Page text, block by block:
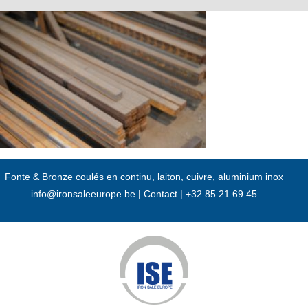
Passer
au
contenu
Fonte & Bronze coulés en continu, laiton, cuivre, aluminium inox
info@ironsaleeurope.be| Contact | +32 85 21 69 45